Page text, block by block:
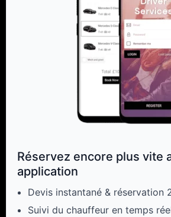
Réservez encore plus vite
application
Devis instantané & réservation
Suivi du chauffeur en temps